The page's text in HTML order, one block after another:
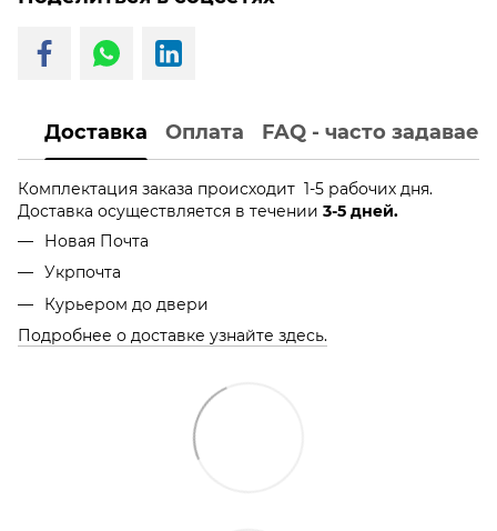
Доставка Оплата FAQ - часто
Комплектация заказа происходит 1-5 рабочих дня.
Доставка осуществляется в течении 3-5 дней.
Новая Почта
Укрпочта
Курьером до двери
Подробнее о доставке узнайте здесь.